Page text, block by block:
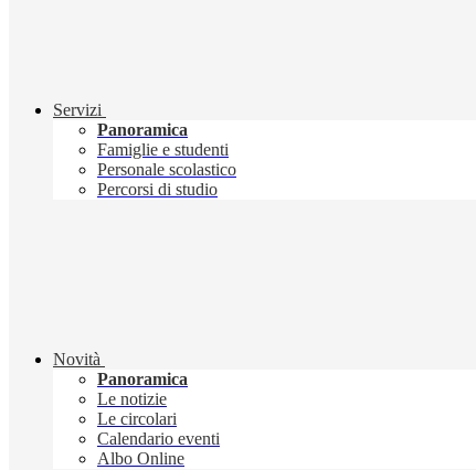
Servizi
Panoramica
Famiglie e studenti
Personale scolastico
Percorsi di studio
Novità
Panoramica
Le notizie
Le circolari
Calendario eventi
Albo Online